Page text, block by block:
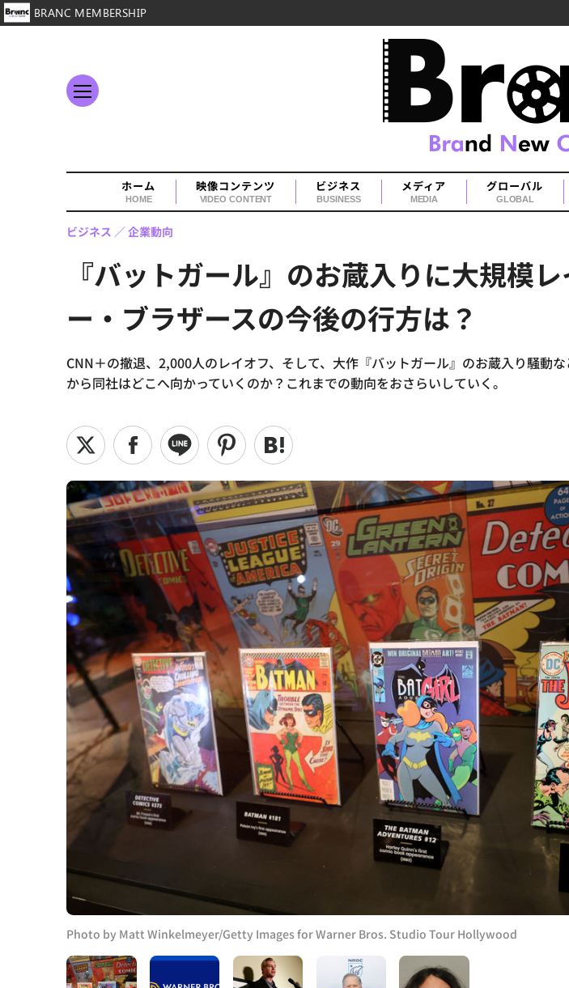
ホーム
HOME
映像コンテンツ
VIDEO CONTENT
ビジネス
BUSINESS
メディア
MEDIA
グローバル
GLOBAL
『バットガール』のお蔵入りに大規模
ー・ブラザースの今後の行方は？
CNN＋の撤退、2,000人のレイオフ、そして、大作『バットガール』のお蔵入り騒動
から同社はどこへ向かっていくのか？これまでの動向をおさらいしていく。
ビジネス 企業動向
Photo by Matt Winkelmeyer/Getty Images for Warner Bros. Studio Tour Hollywood
BRANC MEMBERSHIP